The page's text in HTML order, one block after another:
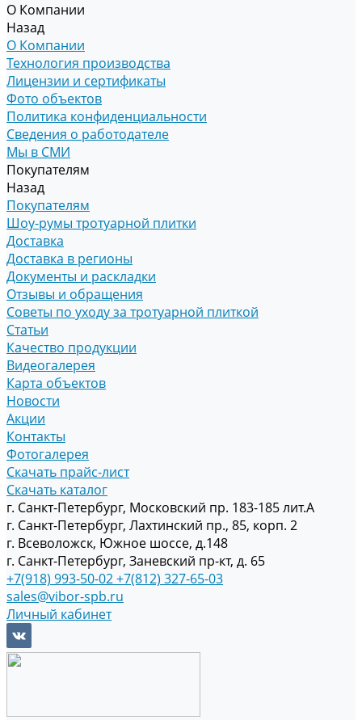
О Компании
Назад
О Компании
Технология производства
Лицензии и сертификаты
Фото объектов
Политика конфиденциальности
Сведения о работодателе
Мы в СМИ
Покупателям
Назад
Покупателям
Шоу-румы тротуарной плитки
Доставка
Доставка в регионы
Документы и раскладки
Отзывы и обращения
Советы по уходу за тротуарной плиткой
Статьи
Качество продукции
Видеогалерея
Карта объектов
Новости
Акции
Контакты
Фотогалерея
Скачать прайс-лист
Скачать каталог
г. Санкт-Петербург, Московский пр. 183-185 лит.А
г. Санкт-Петербург, Лахтинский пр., 85, корп. 2
г. Всеволожск, Южное шоссе, д.148
г. Санкт-Петербург, Заневский пр-кт, д. 65
+7(918) 993-50-02+7(812) 327-65-03
sales@vibor-spb.ru
Личный кабинет